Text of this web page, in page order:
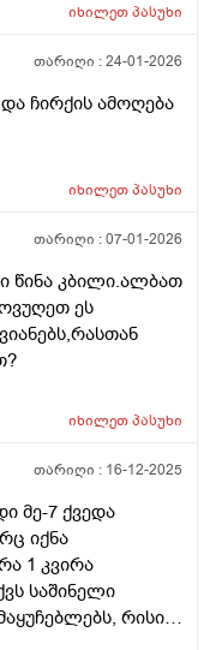
იხილეთპასუხი
თარიღი :24-01-2026
ჩირქის ამოღება
იხილეთპასუხი
თარიღი :07-01-2026
წინა კბილი.ალბათ
ეს
იხილეთპასუხი
თარიღი : 16-12-2025
მე-7 ქვედა
იქნა
1 კვირა
საშინელი
რისი